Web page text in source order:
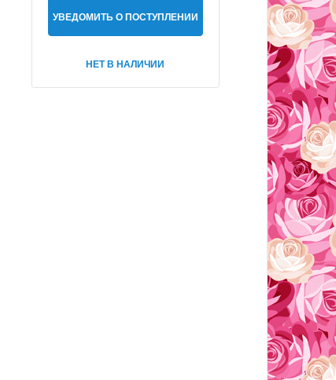
УВЕДОМИТЬ О ПОСТУПЛЕНИИ
НЕТ В НАЛИЧИИ